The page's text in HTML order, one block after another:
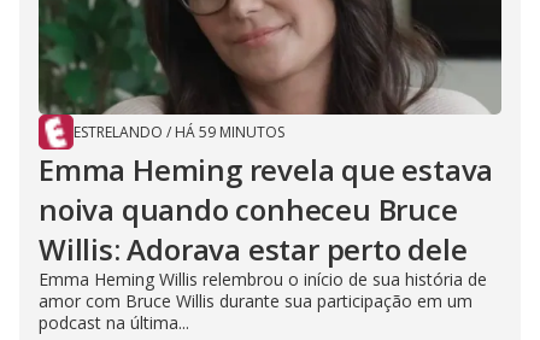
ESTRELANDO / HÁ 59 MINUTOS
Emma Heming revela que estava
noiva quando conheceu Bruce
Willis: Adorava estar perto dele
Emma Heming Willis relembrou o início de sua história de
amor com Bruce Willis durante sua participação em um
podcast na última...